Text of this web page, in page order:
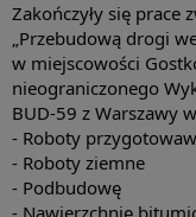
Zakończyły się prace
„Przebudową drogi
w miejscowości
nieograniczonego
BUD-59 z Warszawy
- Roboty
- Roboty ziemne
- Podbudowę
- Nawierzchnię